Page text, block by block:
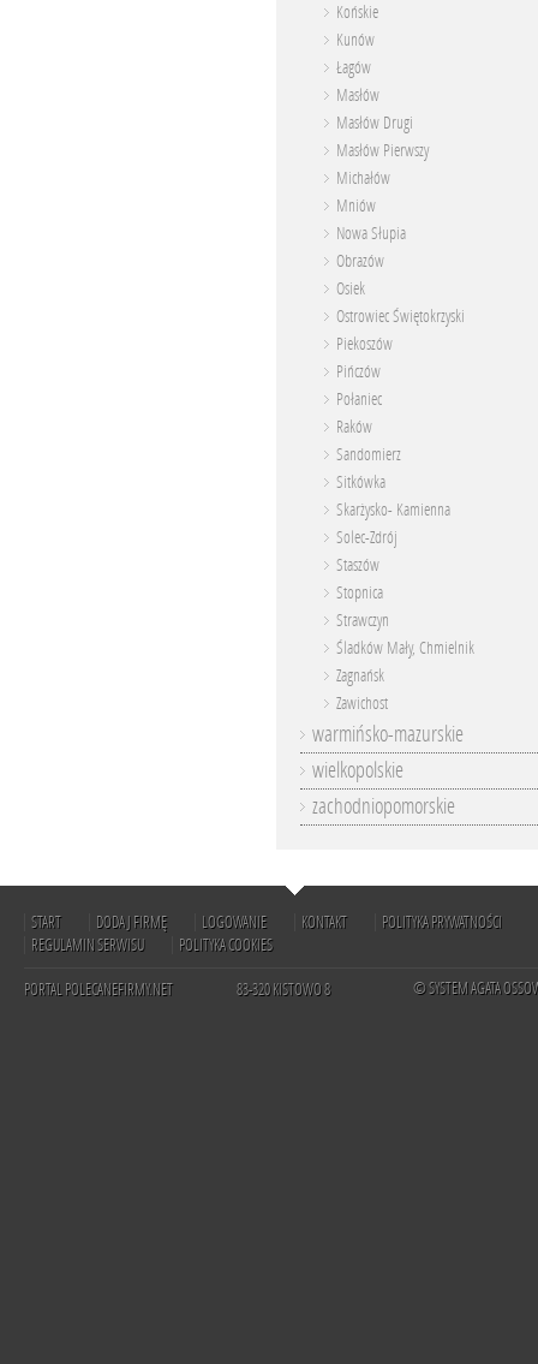
Końskie
Kunów
Łagów
Masłów
Masłów Drugi
Masłów Pierwszy
Michałów
Mniów
Nowa Słupia
Obrazów
Osiek
Ostrowiec Świętokrzyski
Piekoszów
Pińczów
Połaniec
Raków
Sandomierz
Sitkówka
Skarżysko- Kamienna
Solec-Zdrój
Staszów
Stopnica
Strawczyn
Śladków Mały, Chmielnik
Zagnańsk
Zawichost
warmińsko-mazurskie
wielkopolskie
zachodniopomorskie
START DODAJ FIRMĘ LOGOWANIE KONTAKT
POLITYKA PRYWATNOŚCI
REGULAMIN SERWISU
POLITYKA COOKIES
PORTAL POLECANEFIRMY.NET 83-320 KISTOWO 8 © SYSTEM AGATA